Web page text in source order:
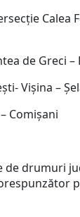
Calea
Greci –
–
de drumuri